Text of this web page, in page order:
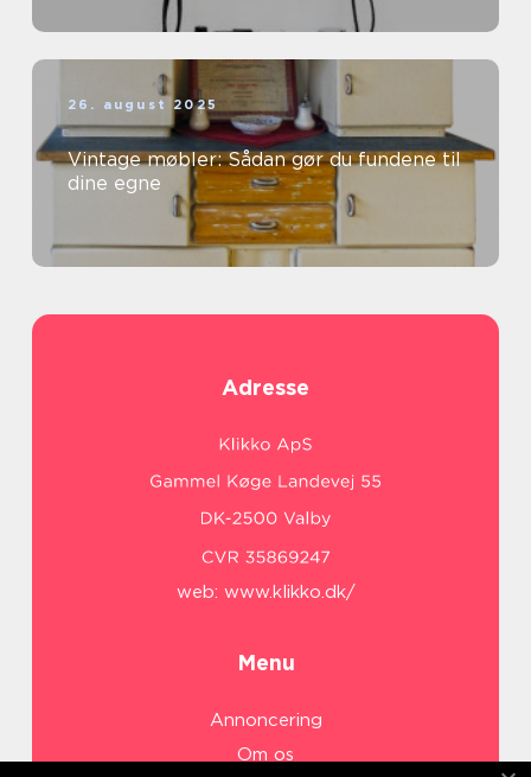
26. august 2025
Vintage møbler: Sådan gør du fundene til
dine egne
Adresse
web: www.klikko.dk/
Menu
Annoncering
Om os